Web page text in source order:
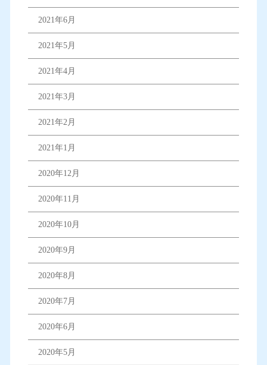
2021年6月
2021年5月
2021年4月
2021年3月
2021年2月
2021年1月
2020年12月
2020年11月
2020年10月
2020年9月
2020年8月
2020年7月
2020年6月
2020年5月